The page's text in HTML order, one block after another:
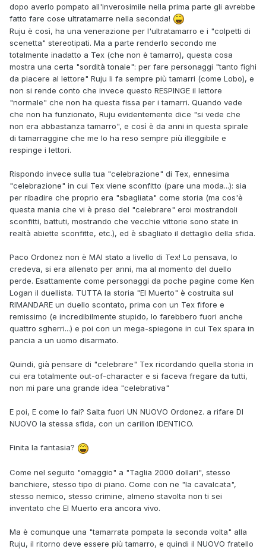
dopo averlo pompato all'inverosimile nella prima parte gli avrebbe
fatto fare cose ultratamarre nella seconda!
Ruju è così, ha una venerazione per l'ultratamarro e i "colpetti di
scenetta" stereotipati. Ma a parte renderlo secondo me
totalmente inadatto a Tex (che non è tamarro), questa cosa
mostra una certa "sordità tonale": per fare personaggi "tanto fighi
da piacere al lettore" Ruju li fa sempre più tamarri (come Lobo), e
non si rende conto che invece questo RESPINGE il lettore
"normale" che non ha questa fissa per i tamarri. Quando vede
che non ha funzionato, Ruju evidentemente dice "si vede che
non era abbastanza tamarro", e così è da anni in questa spirale
di tamarraggine che me lo ha reso sempre più illeggibile e
respinge i lettori.
Rispondo invece sulla tua "celebrazione" di Tex, ennesima
"celebrazione" in cui Tex viene sconfitto (pare una moda...): sia
per ribadire che proprio era "sbagliata" come storia (ma cos'è
questa mania che vi è preso del "celebrare" eroi mostrandoli
sconfitti, battuti, mostrando che vecchie vittorie sono state in
realtà abiette sconfitte, etc.), ed è sbagliato il dettaglio della sfida.
Paco Ordonez non è MAI stato a livello di Tex! Lo pensava, lo
credeva, si era allenato per anni, ma al momento del duello
perde. Esattamente come personaggi da poche pagine come Ken
Logan il duellista. TUTTA la storia "El Muerto" è costruita sul
RIMANDARE un duello scontato, prima con un Tex fifore e
remissimo (e incredibilmente stupido, lo farebbero fuori anche
quattro sgherri...) e poi con un mega-spiegone in cui Tex spara in
pancia a un uomo disarmato.
Quindi, già pensare di "celebrare" Tex ricordando quella storia in
cui era totalmente out-of-character e si faceva fregare da tutti,
non mi pare una grande idea "celebrativa"
E poi, E come lo fai? Salta fuori UN NUOVO Ordonez. a rifare DI
NUOVO la stessa sfida, con un carillon IDENTICO.
Finita la fantasia?
Come nel seguito "omaggio" a "Taglia 2000 dollari", stesso
banchiere, stesso tipo di piano. Come con ne "la cavalcata",
stesso nemico, stesso crimine, almeno stavolta non ti sei
inventato che El Muerto era ancora vivo.
Ma è comunque una "tamarrata pompata la seconda volta" alla
Ruju, il ritorno deve essere più tamarro, e quindi il NUOVO fratello